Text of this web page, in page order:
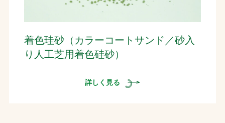
着色珪砂（カラーコートサンド／砂入
り人工芝用着色硅砂）
詳しく見る